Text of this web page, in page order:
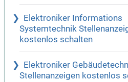
Elektroniker Informations
Systemtechnik
kostenlos schalten
Elektroniker
Stellenanzeigen kostenlos